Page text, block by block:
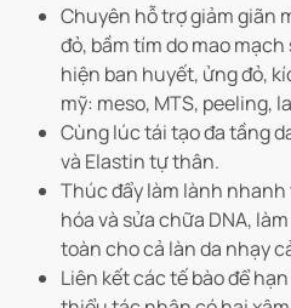
Chuyên hỗ trợ giảm giãn
đỏ, bầm tím do mao
hiện ban huyết, ửng đỏ,
mỹ: meso, MTS, peeling,
Cùng lúc tái tạo đa tầng
và Elastin tự thân.
Thúc đẩy làm lành
hóa và sửa chữa DNA,
toàn cho cả làn da nhạy
Liên kết các tế bào để